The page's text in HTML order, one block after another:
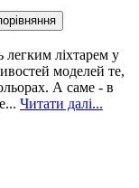
ліхтарем у
моделей те,
А саме - в
Читати далі...